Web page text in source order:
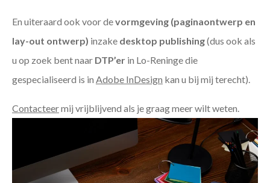
En uiteraard ook voor devormgeving (paginaontwerp en
lay-out ontwerp) inzake desktop publishing(dus ook als
u op zoek bent naar DTP’er in Lo-Reninge die
gespecialiseerd is in Adobe InDesign kan u bij mij terecht).
Contacteermij vrijblijvend als je graag meer wilt weten.